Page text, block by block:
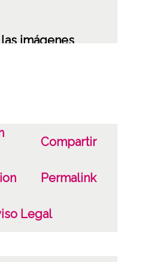
imágenes
Compartir
Permalink
Legal